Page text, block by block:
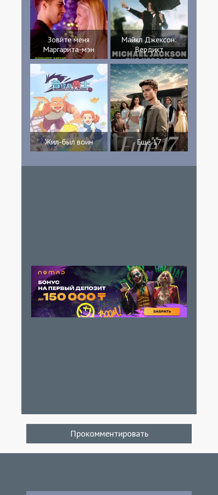
Зовите меня
Маргарита-мэн
Майкл Джексон:
Вердикт
Жил-был воин Ещё 17
Прокомментировать